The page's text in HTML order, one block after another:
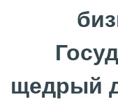
щедрый